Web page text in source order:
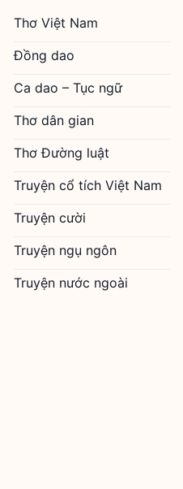
Thơ Việt Nam
Đồng dao
Ca dao – Tục ngữ
Thơ dân gian
Thơ Đường luật
Truyện cổ tích Việt Nam
Truyện cười
Truyện ngụ ngôn
Truyện nước ngoài